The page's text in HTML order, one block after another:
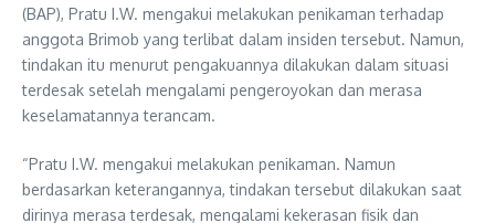
(BAP), Pratu I.W. mengakui melakukan penikaman terhadap
anggota Brimob yang terlibat dalam insiden tersebut. Namun,
tindakan itu menurut pengakuannya dilakukan dalam situasi
terdesak setelah mengalami pengeroyokan dan merasa
keselamatannya terancam.
“Pratu I.W. mengakui melakukan penikaman. Namun
berdasarkan keterangannya, tindakan tersebut dilakukan saat
dirinya merasa terdesak, mengalami kekerasan fisik dan